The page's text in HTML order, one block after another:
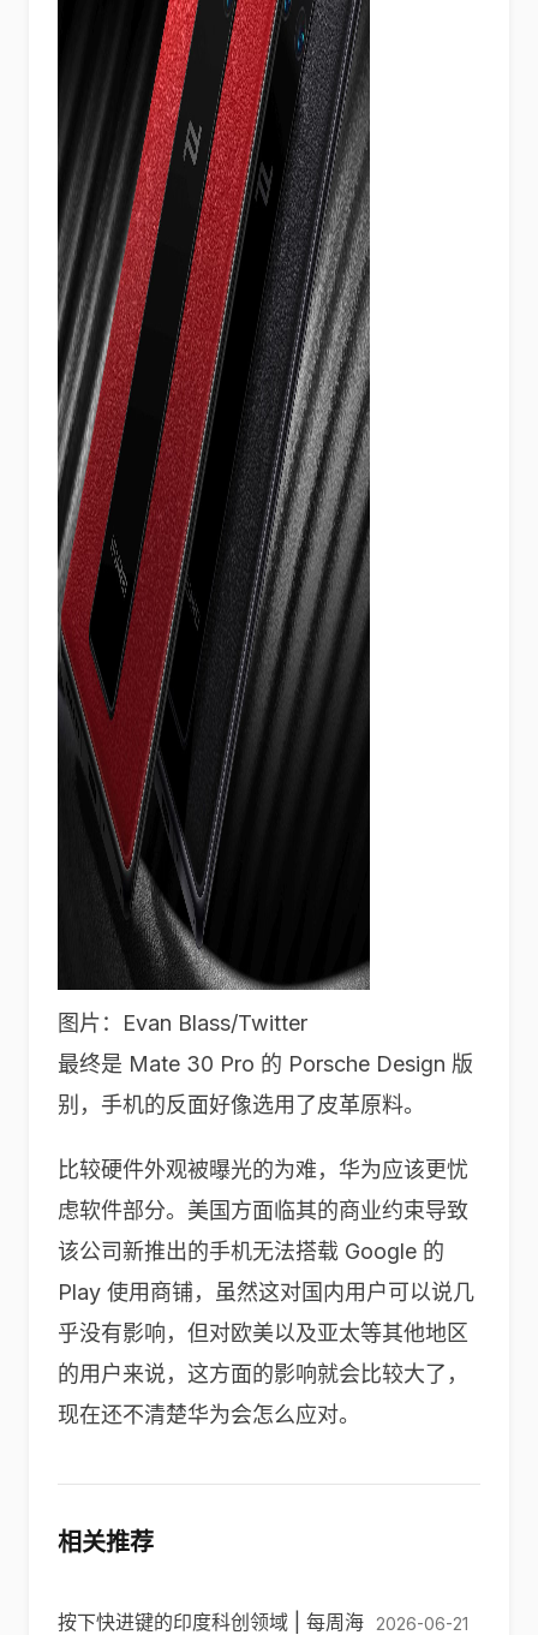
图片：Evan Blass/Twitter
最终是 Mate 30 Pro 的 Porsche Design 版
别，手机的反面好像选用了皮革原料。
比较硬件外观被曝光的为难，华为应该更忧
虑软件部分。美国方面临其的商业约束导致
该公司新推出的手机无法搭载 Google 的
Play 使用商铺，虽然这对国内用户可以说几
乎没有影响，但对欧美以及亚太等其他地区
的用户来说，这方面的影响就会比较大了，
现在还不清楚华为会怎么应对。
相关推荐
按下快进键的印度科创领域 | 每周海
2026-06-21